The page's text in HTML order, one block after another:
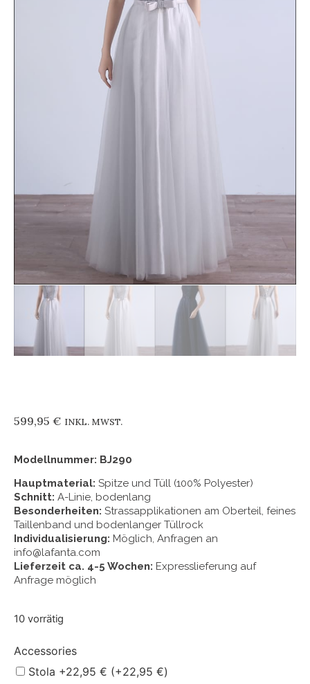
599,95 € INKL. MWST.
Modellnummer: BJ290
Hauptmaterial: Spitze und Tüll (100% Polyester)
Schnitt: A-Linie, bodenlang
Besonderheiten: Strassapplikationen am Oberteil, feines
Taillenband und bodenlanger Tüllrock
Individualisierung: Möglich, Anfragen an
info@lafanta.com
Lieferzeit ca. 4-5 Wochen: Expresslieferung auf
Anfrage möglich
10 vorrätig
Accessories
Stola +22,95 € (+22,95 €)